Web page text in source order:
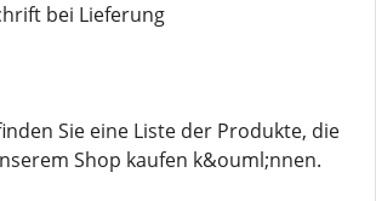
bei Lieferung
Sie eine Liste der Produkte, die
Shop kaufen k&ouml;nnen.